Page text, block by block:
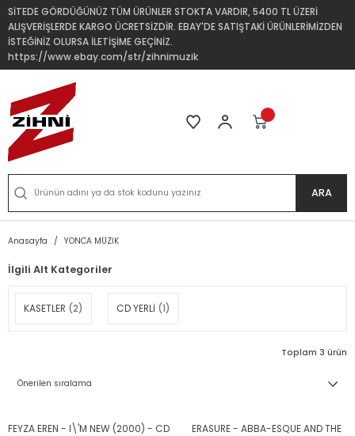
SİTEDE GÖRDÜĞÜNÜZ TÜM ÜRÜNLER STOKTA VARDIR, 5400 TL ÜZERİ
ALIŞVERİŞLERDE KARGO ÜCRETSİZDİR. EBAY'DE SATIŞTAKİ ÜRÜNLERİMİZDEN
İSTEĞİNİZ OLURSA İLETİŞİME GEÇİNİZ.
https://www.ebay.com/str/zihnimuzik
ARA
Anasayfa YONCA MÜZİK
İlgili Alt Kategoriler
KASETLER (2) CD YERLİ (1)
Toplam 3 ürün
FEYZA EREN - I\'M NEW (2000) - CD
ERASURE - ABBA-ESQUE AND THE